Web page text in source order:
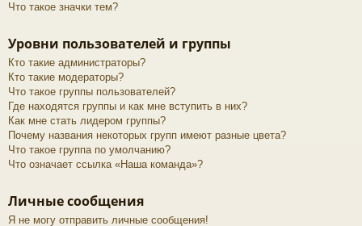
Что такое значки тем?
Уровни пользователей и группы
Кто такие администраторы?
Кто такие модераторы?
Что такое группы пользователей?
Где находятся группы и как мне вступить в них?
Как мне стать лидером группы?
Почему названия некоторых групп имеют разные цвета?
Что такое группа по умолчанию?
Что означает ссылка «Наша команда»?
Личные сообщения
Я не могу отправить личные сообщения!